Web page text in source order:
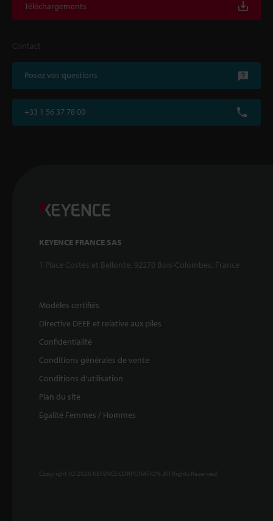
Téléchargements
Contact
Posez vos questions
+33 1 56 37 78 00
KEYENCE FRANCE SAS
1 Place Costes et Bellonte, 92270 Bois-Colombes, France
Modèles certifiés
Directive DEEE et relative aux piles
Confidentialité
Conditions générales de vente
Conditions d'utilisation
Plan du site
Egalité Femmes / Hommes
Copyright (C) 2026 KEYENCE CORPORATION. All Rights Reserved.